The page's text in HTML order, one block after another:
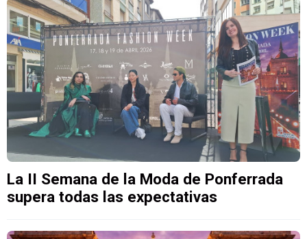
La II Semana de la Moda de Ponferrada
supera todas las expectativas